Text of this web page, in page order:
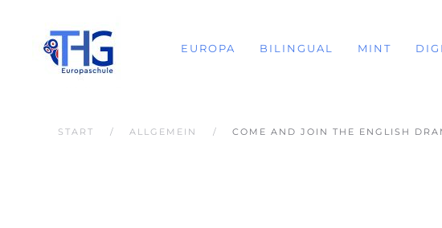
EUROPA BILINGUAL MINT
START ALLGEMEIN COME AND JOIN THE ENGLISH